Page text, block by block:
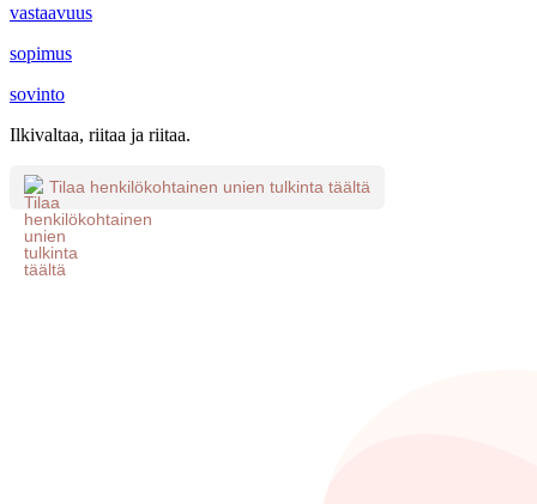
vastaavuus
sopimus
sovinto
Ilkivaltaa, riitaa ja riitaa.
Tilaa henkilökohtainen unien tulkinta täältä